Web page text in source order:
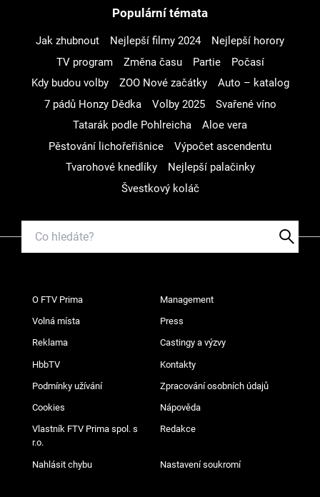
Populární témata
Jak zhubnout Nejlepší filmy 2024
Nejlepší horory
TV program
Změna času Partie
Počasí
Kdy budou volby
ZOO Nové začátky
Auto – katalog
7 pádů Honzy Dědka
Volby 2025
Svařené víno
Tatarák podle Pohlreicha
Aloe vera
Pěstování lichořeřišnice
Výpočet ascendentu
Tvarohové knedlíky
Nejlepší palačinky
Švestkový koláč
O FTV Prima Management
Volná místa Press
Reklama Castingy a výzvy
HbbTV Kontakty
Podmínky užívání Zpracování osobních údajů
Cookies Nápověda
Vlastník FTV Prima spol. s
r.o.
Redakce
Nahlásit chybu Nastavení soukromí